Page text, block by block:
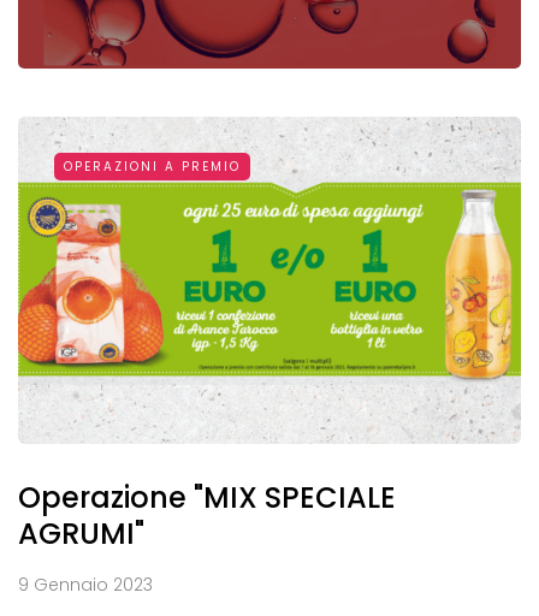
OPERAZIONI A PREMIO
Operazione "MIX SPECIALE
AGRUMI"
9 Gennaio 2023